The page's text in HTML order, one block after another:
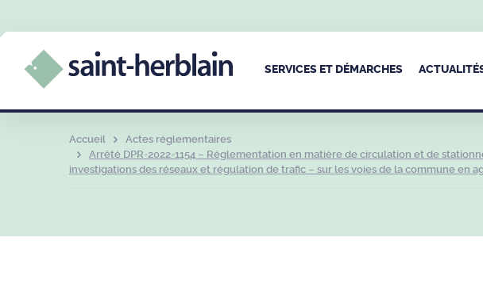
SERVICES ET DÉMARCHES
Accueil
Actes réglementaires
Arrêté DPR-2022-1154 – Réglementation en matière de circulation et de
investigations des réseaux et régulation de trafic – sur les voies de la commune en